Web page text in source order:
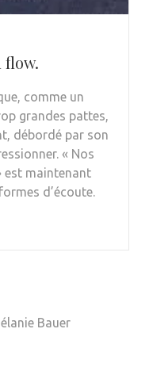
comme un
grandes pattes,
débordé par son
« Nos
est maintenant
d’écoute.
Bauer